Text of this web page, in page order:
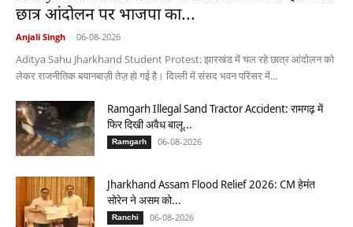
छात्र आंदोलन पर भाजपा का...
Anjali Singh - 06-08-2026
Aditya Sahu Jharkhand Student Protest: झारखंड में चल रहे छात्र आंदोलन को
लेकर राजनीतिक बयानबाज़ी तेज़ हो गई है। दिल्ली में संसद भवन परिसर में...
Ramgarh Illegal Sand Tractor Accident: रामगढ़ में
फिर दिखी अवैध बालू...
Ramgarh 06-08-2026
Jharkhand Assam Flood Relief 2026: CM हेमंत
सोरेन ने असम को...
Ranchi 06-08-2026